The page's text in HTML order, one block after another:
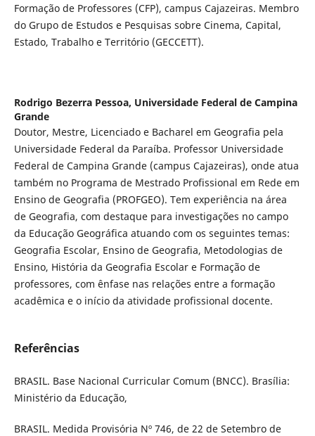
Formação de Professores (CFP), campus Cajazeiras. Membro
do Grupo de Estudos e Pesquisas sobre Cinema, Capital,
Estado, Trabalho e Território (GECCETT).
Rodrigo Bezerra Pessoa, Universidade Federal de Campina
Grande
Doutor, Mestre, Licenciado e Bacharel em Geografia pela
Universidade Federal da Paraíba. Professor Universidade
Federal de Campina Grande (campus Cajazeiras), onde atua
também no Programa de Mestrado Profissional em Rede em
Ensino de Geografia (PROFGEO). Tem experiência na área
de Geografia, com destaque para investigações no campo
da Educação Geográfica atuando com os seguintes temas:
Geografia Escolar, Ensino de Geografia, Metodologias de
Ensino, História da Geografia Escolar e Formação de
professores, com ênfase nas relações entre a formação
acadêmica e o início da atividade profissional docente.
Referências
BRASIL. Base Nacional Curricular Comum (BNCC). Brasília:
Ministério da Educação,
BRASIL. Medida Provisória Nº 746, de 22 de Setembro de